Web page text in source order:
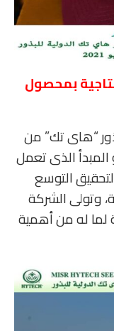
بمحصول
“هاى تك” من
الذى تعمل
التوسع
وتولى الشركة
لما له من أهمية